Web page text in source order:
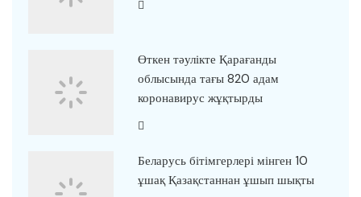
Өткен тәулікте Қарағанды
облысында тағы 820 адам
коронавирус жұқтырды
Беларусь бітімгерлері мінген 10
ұшақ Қазақстаннан ұшып шықты